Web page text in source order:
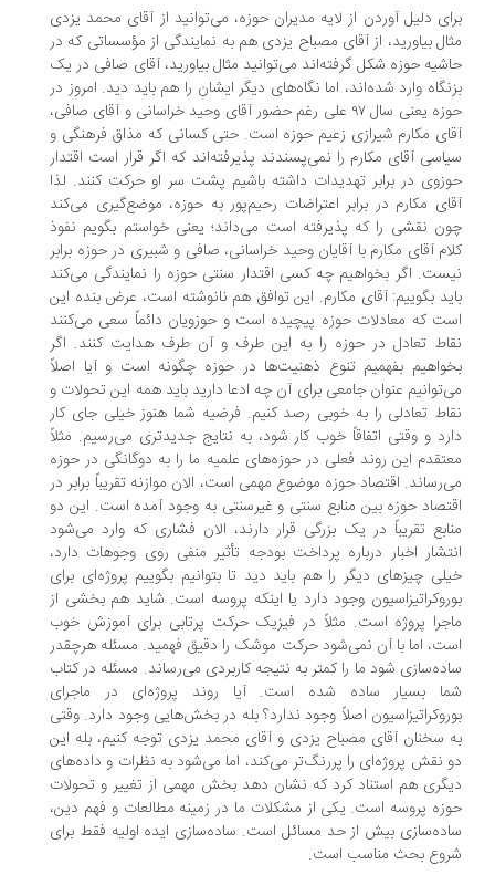
دلیل آوردن از لایه مدیران حوزه، می‌توانید از آقای محمد یزدی
بیاورید، از آقای مصباح یزدی هم به نمایندگی از مؤسساتی که در
حوزه شکل گرفته‌اند می‌توانید مثال بیاورید، آقای صافی در یک
وارد شده‌اند، اما نگاه‌های دیگر ایشان را هم باید دید. امروز در
حوزه یعنی سال ۹۷ علی رغم حضور آقای وحید خراسانی و آقای صافی،
مکارم شیرازی زعیم حوزه است. حتی کسانی که مذاق فرهنگی و
آقای مکارم را نمی‌پسندند پذیرفته‌اند که اگر قرار است اقتدار
در برابر تهدیدات داشته باشیم پشت سر او حرکت کنند. لذا
مکارم در برابر اعتراضات رحیم‌پور به حوزه، موضع‌گیری می‌کند
نقشی را که پذیرفته است می‌داند؛ یعنی خواستم بگویم نفوذ
آقای مکارم با آقایان وحید خراسانی، صافی و شبیری در حوزه برابر
اگر بخواهیم چه کسی اقتدار سنتی حوزه را نمایندگی می‌کند
بگوییم: آقای مکارم. این توافق هم نانوشته است، عرض بنده این
که معادلات حوزه پیچیده است و حوزویان دائماً سعی می‌کنند
تعادل در حوزه را به این طرف و آن طرف هدایت کنند. اگر
بفهمیم تنوع ذهنیت‌ها در حوزه چگونه است و آیا اصلاً
عنوان جامعی برای آن چه ادعا دارید باید همه این تحولات و
تعادلی را به خوبی رصد کنیم. فرضیه شما هنوز خیلی جای کار
و وقتی اتفاقاً خوب کار شود، به نتایج جدیدتری می‌رسیم. مثلاً
این روند فعلی در حوزه‌های علمیه ما را به دوگانگی در حوزه
اقتصاد حوزه موضوع مهمی است، الان موازنه تقریباً برابر در
حوزه بین منابع سنتی و غیرسنتی به وجود آمده است. این دو
تقریباً در یک بزرگی قرار دارند، الان فشاری که وارد می‌شود
اخبار درباره پرداخت بودجه تأثیر منفی روی وجوهات دارد،
چیزهای دیگر را هم باید دید تا بتوانیم بگوییم پروژه‌‌ای برای
وجود دارد یا اینکه پروسه است. شاید هم بخشی از
پروژه است. مثلاً در فیزیک حرکت پرتابی برای آموزش خوب
اما با آن نمی‌شود حرکت موشک را دقیق فهمید. مسئله هرچقدر
شود ما را کمتر به نتیجه کاربردی می‌رساند. مسئله در کتاب
بسیار ساده شده است. آیا روند پروژه‌ای در ماجرای
اصلاً وجود ندارد؟ بله در بخش‌هایی وجود دارد. وقتی
سخنان آقای مصباح یزدی و آقای محمد یزدی توجه کنیم، بله این
نقش پروژه‌ای را پررنگ‌تر می‌کند، اما می‌شود به نظرات و داد‌ه‌های
هم استناد کرد که نشان دهد بخش مهمی از تغییر و تحولات
پروسه است. یکی از مشکلات ما در زمینه مطالعات و فهم دین،
بیش از حد مسائل است. ساده‌سازی ایده اولیه فقط برای
بحث مناسب است.